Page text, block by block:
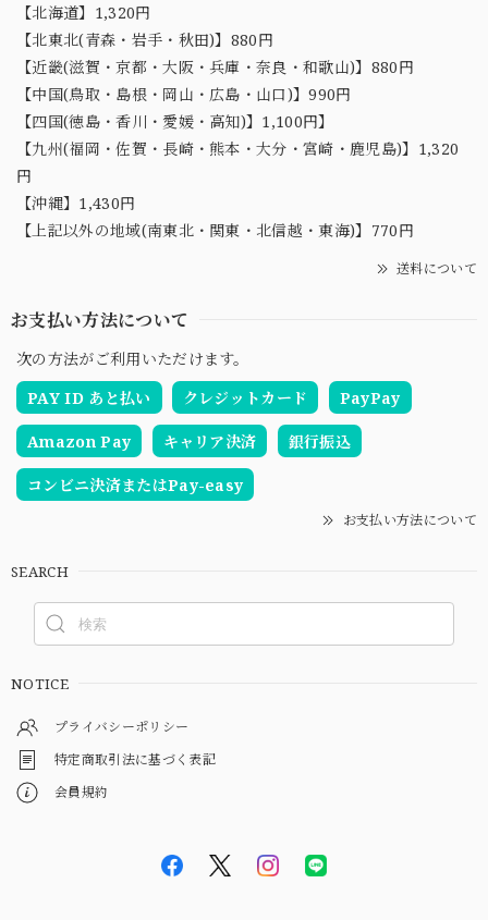
【北海道】1,320円
【北東北(青森・岩手・秋田)】880円
【近畿(滋賀・京都・大阪・兵庫・奈良・和歌山)】880円
【中国(鳥取・島根・岡山・広島・山口)】990円
【四国(徳島・香川・愛媛・高知)】1,100円】
【九州(福岡・佐賀・長崎・熊本・大分・宮崎・鹿児島)】1,320
円
【沖縄】1,430円
【上記以外の地域(南東北・関東・北信越・東海)】770円
送料について
お支払い方法について
次の方法がご利用いただけます。
PAY ID あと払い
クレジットカード PayPay
Amazon Pay キャリア決済 銀行振込
コンビニ決済またはPay-easy
お支払い方法について
SEARCH
NOTICE
プライバシーポリシー
特定商取引法に基づく表記
会員規約